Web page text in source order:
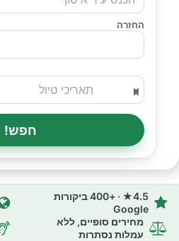
החזרה
חפש!
4.5★ · +400 ביקורות
Google
מחירים סופיים, ללא
עמלות נסתרות